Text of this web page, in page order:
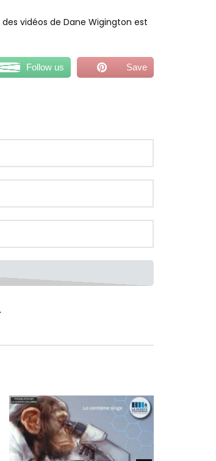
vidéos de Dane Wigington est
Follow us Save
.